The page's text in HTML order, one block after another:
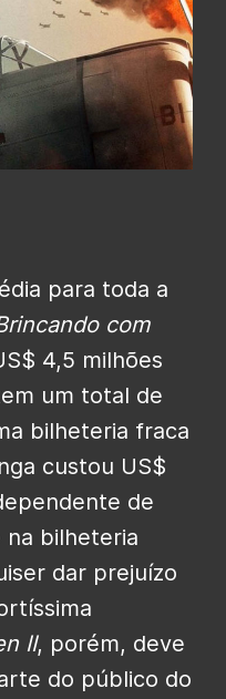
para toda a
com
4,5 milhões
um total de
bilheteria fraca
custou US$
de
bilheteria
dar prejuízo
II, porém, deve
do público do